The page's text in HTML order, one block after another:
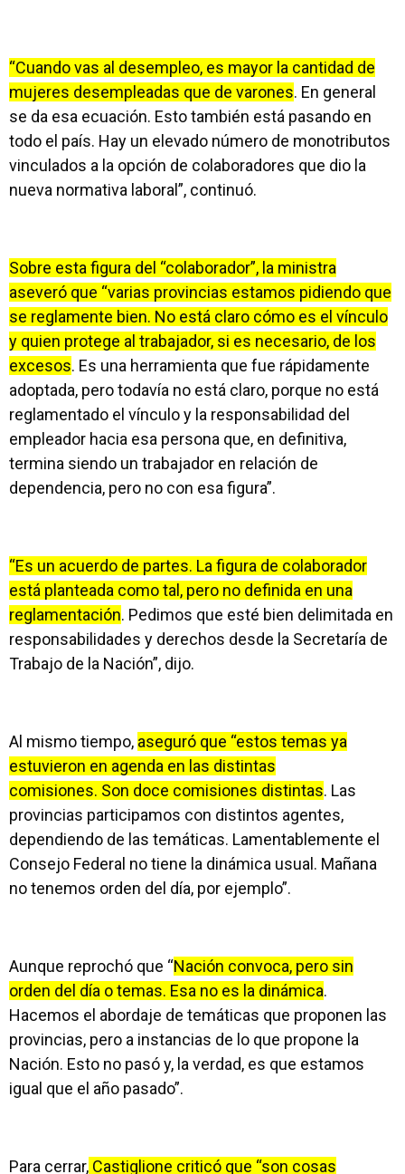
“Cuando vas al desempleo, es mayor la cantidad de
mujeres desempleadas que de varones. En general
se da esa ecuación. Esto también está pasando en
todo el país. Hay un elevado número de monotributos
vinculados a la opción de colaboradores que dio la
nueva normativa laboral”, continuó.
Sobre esta figura del “colaborador”, la ministra
aseveró que “varias provincias estamos pidiendo que
se reglamente bien. No está claro cómo es el vínculo
y quien protege al trabajador, si es necesario, de los
excesos. Es una herramienta que fue rápidamente
adoptada, pero todavía no está claro, porque no está
reglamentado el vínculo y la responsabilidad del
empleador hacia esa persona que, en definitiva,
termina siendo un trabajador en relación de
dependencia, pero no con esa figura”.
“Es un acuerdo de partes. La figura de colaborador
está planteada como tal, pero no definida en una
reglamentación. Pedimos que esté bien delimitada en
responsabilidades y derechos desde la Secretaría de
Trabajo de la Nación”, dijo.
Al mismo tiempo, aseguró que “estos temas ya
estuvieron en agenda en las distintas
comisiones. Son doce comisiones distintas. Las
provincias participamos con distintos agentes,
dependiendo de las temáticas. Lamentablemente el
Consejo Federal no tiene la dinámica usual. Mañana
no tenemos orden del día, por ejemplo”.
Aunque reprochó que “Nación convoca, pero sin
orden del día o temas. Esa no es la dinámica.
Hacemos el abordaje de temáticas que proponen las
provincias, pero a instancias de lo que propone la
Nación. Esto no pasó y, la verdad, es que estamos
igual que el año pasado”.
Para cerrar, Castiglione criticó que “son cosas